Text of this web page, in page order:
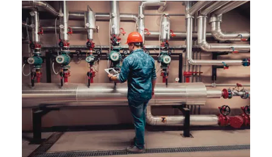
communication rationalisée et un meilleur accès
aux données.